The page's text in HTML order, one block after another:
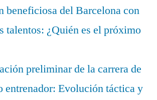
beneficiosa del Barcelona con
talentos: ¿Quién es el próximo
preliminar de la carrera de
entrenador: Evolución táctica y